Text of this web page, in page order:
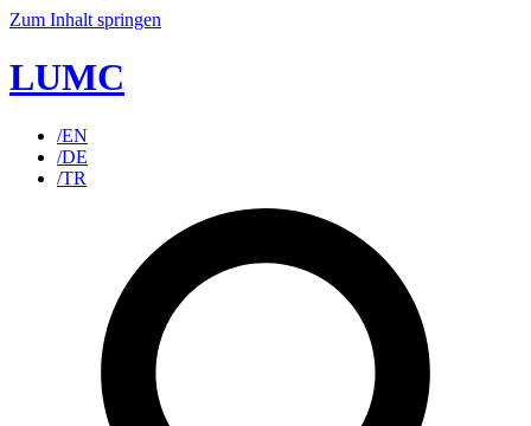
Zum Inhalt springen
LUMC
/EN
/DE
/TR